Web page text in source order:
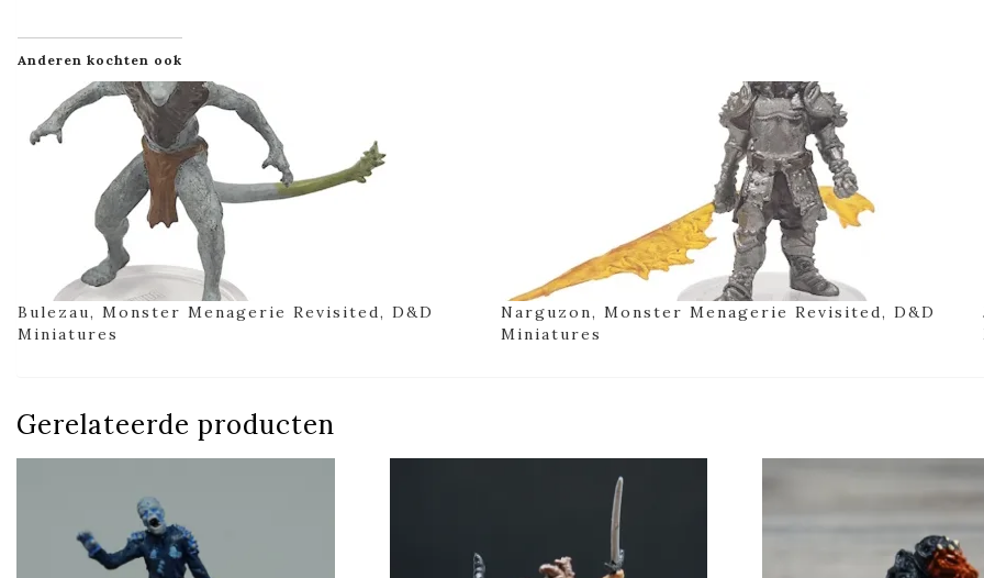
Anderen kochten ook
Bulezau, Monster Menagerie Revisited, D&D
Miniatures
Narguzon, Monster Menagerie Revisited, D&D
Miniatures
Gerelateerde producten